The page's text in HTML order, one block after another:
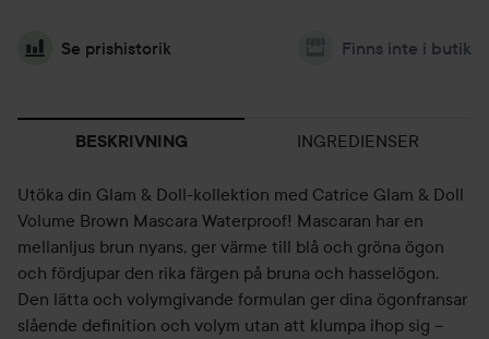
Se prishistorik Finns inte i butik
BESKRIVNING INGREDIENSER
Utöka din Glam & Doll-kollektion med Catrice Glam & Doll
Volume Brown Mascara Waterproof! Mascaran har en
mellanljus brun nyans, ger värme till blå och gröna ögon
och fördjupar den rika färgen på bruna och hasselögon.
Den lätta och volymgivande formulan ger dina ögonfransar
slående definition och volym utan att klumpa ihop sig –